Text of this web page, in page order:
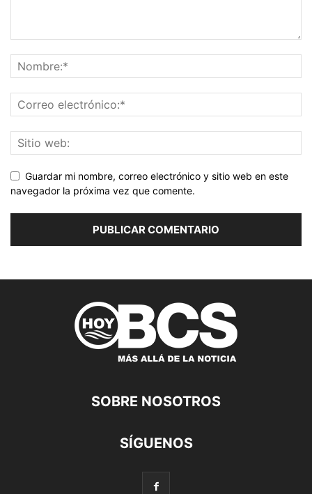
Guardar mi nombre, correo electrónico y sitio web en este
navegador la próxima vez que comente.
SOBRE NOSOTROS
SÍGUENOS